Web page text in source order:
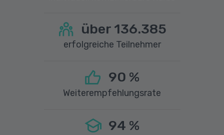
über 136.385
erfolgreiche Teilnehmer
90 %
Weiterempfehlungsrate
94 %